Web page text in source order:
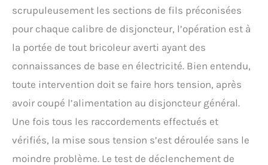
scrupuleusement les sections de fils préconisées
pour chaque calibre de disjoncteur, l’opération est à
la portée de tout bricoleur averti ayant des
connaissances de base en électricité. Bien entendu,
toute intervention doit se faire hors tension, après
avoir coupé l’alimentation au disjoncteur général.
Une fois tous les raccordements effectués et
vérifiés, la mise sous tension s’est déroulée sans le
moindre problème. Le test de déclenchement de